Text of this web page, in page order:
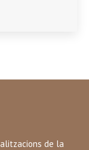
de la